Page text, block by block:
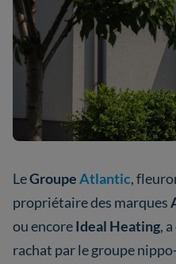
LeGroupeAtlantic,
propriétaire des marques
ou encoreIdeal Heating,
rachat par le groupe